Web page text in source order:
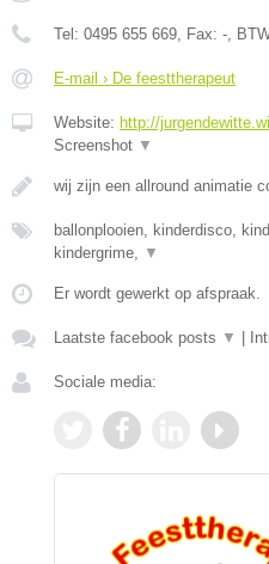
Tel: 0495 655 669 , Fax: - ,
E-mail › De feesttherapeut
Website: http://
Screenshot ▼
wij zijn een allround animatie
ballonplooien, kinderdisco,
kindergrime,
▼
Er wordt gewerkt op afspraak.
Laatste facebook posts ▼ |
Sociale media: